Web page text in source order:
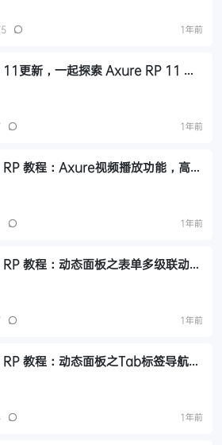
1年前
更新，一起探索 Axure RP 11 的
1年前
教程：Axure视频播放功能，高保
1年前
教程：动态面板之表单多级联动效
1年前
教程：动态面板之Tab标签导航页
1年前